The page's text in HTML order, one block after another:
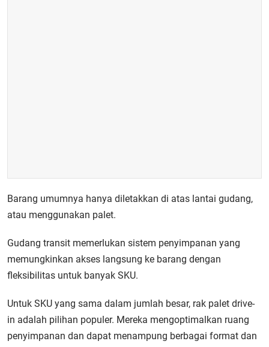
Barang umumnya hanya diletakkan di atas lantai gudang,
atau menggunakan palet.
Gudang transit memerlukan sistem penyimpanan yang
memungkinkan akses langsung ke barang dengan
fleksibilitas untuk banyak SKU.
Untuk SKU yang sama dalam jumlah besar, rak palet drive-
in adalah pilihan populer. Mereka mengoptimalkan ruang
penyimpanan dan dapat menampung berbagai format dan